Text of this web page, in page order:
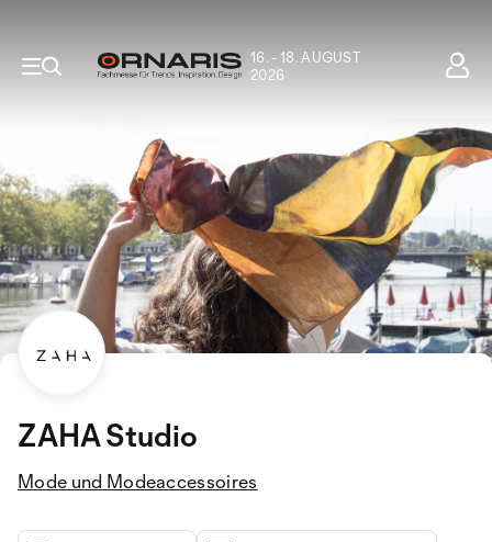
16. - 18. AUGUST
2026
ZAHA Studio
Mode und Modeaccessoires